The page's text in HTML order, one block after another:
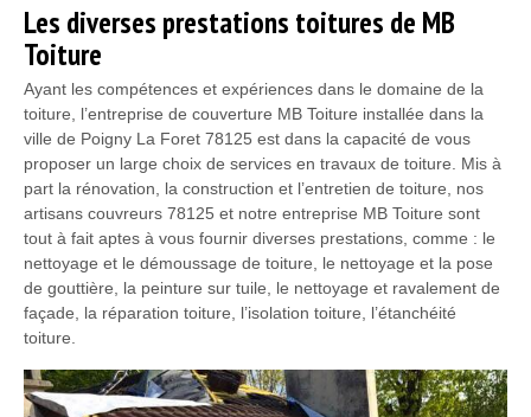
Les diverses prestations toitures de MB
Toiture
Ayant les compétences et expériences dans le domaine de la
toiture, l’entreprise de couverture MB Toiture installée dans la
ville de Poigny La Foret 78125 est dans la capacité de vous
proposer un large choix de services en travaux de toiture. Mis à
part la rénovation, la construction et l’entretien de toiture, nos
artisans couvreurs 78125 et notre entreprise MB Toiture sont
tout à fait aptes à vous fournir diverses prestations, comme : le
nettoyage et le démoussage de toiture, le nettoyage et la pose
de gouttière, la peinture sur tuile, le nettoyage et ravalement de
façade, la réparation toiture, l’isolation toiture, l’étanchéité
toiture.